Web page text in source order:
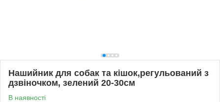
Нашийник для собак та кішок,регульований з
дзвіночком, зелений 20-30см
В наявності